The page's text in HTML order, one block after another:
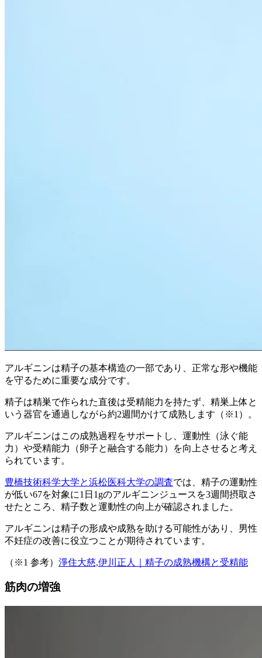
アルギニンは精子の基本構造の一部であり、正常な形や機能
を守るために重要な成分です。
精子は精巣で作られた直後は受精能力を持たず、精巣上体と
いう器官を通過しながら約2週間かけて成熟します（※1）。
アルギニンはこの成熟過程をサポートし、運動性（泳ぐ能
力）や受精能力（卵子と融合する能力）を向上させると考え
られています。
豊橋技術科学大学と浜松医科大学の調査では、精子の運動性
が低い67を対象に1日1gのアルギニンジュースを3週間摂取さ
せたところ、精子数と運動性の向上が確認されました。
アルギニンは精子の形成や成熟を助ける可能性があり、男性
不妊症の改善に役立つことが期待されています。
（※1 参考） 淨住大慈,伊川正人｜精子の成熟機構と受精能
筋肉の増強